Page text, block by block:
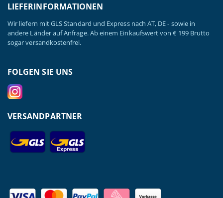
LIEFERINFORMATIONEN
Wir liefern mit GLS Standard und Express nach AT, DE - sowie in
andere Länder auf Anfrage. Ab einem Einkaufswert von € 199 Brutto
sogar versandkostenfrei.
FOLGEN SIE UNS
VERSANDPARTNER